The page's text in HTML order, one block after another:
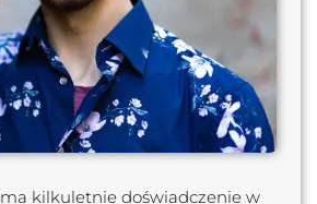
ma kilkuletnie doświadczenie w